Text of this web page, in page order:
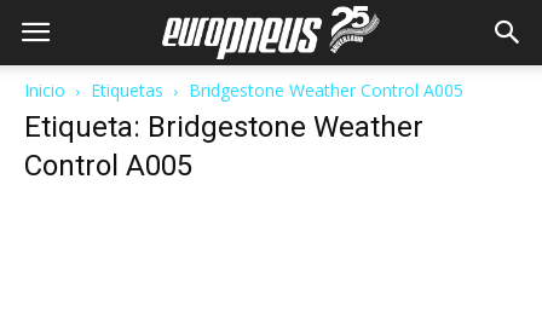
Inicio Etiquetas Bridgestone Weather Control A005
Etiqueta: Bridgestone Weather
Control A005